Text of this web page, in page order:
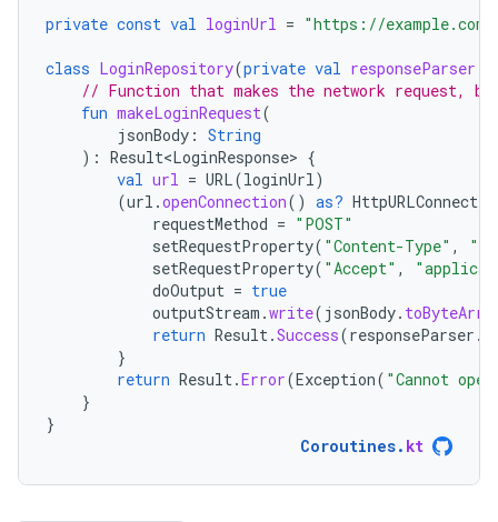
private const val loginUrl = "https://
class LoginRepository(private val responseParser
// Function that makes the network request,
fun makeLoginRequest(
jsonBody : String
): Result<LoginResponse> {
val url = URL(loginUrl)
(url .openConnection() as?
requestMethod = "POST"
setRequestProperty( "Content-Type" ,
setRequestProperty( "Accept" ,
doOutput = true
outputStream .write( jsonBody.
return Result.Success(responseParser .
}
return Result.Error(Exception( "Cannot
}
}
Coroutines. kt